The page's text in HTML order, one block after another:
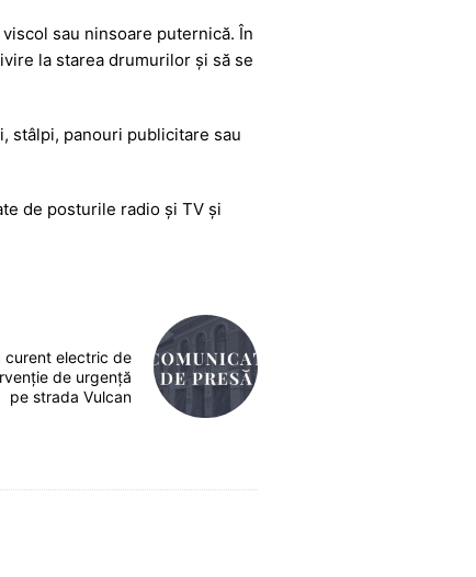
sau ninsoare puternică. În
la starea drumurilor și să se
stâlpi, panouri publicitare sau
de posturile radio și TV și
curent electric de
de urgență
pe strada Vulcan